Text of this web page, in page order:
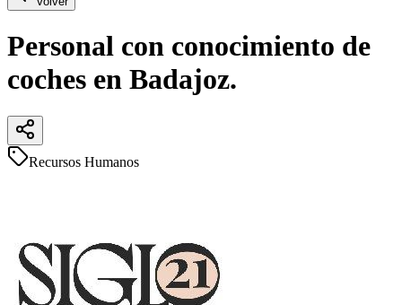
Personal con conocimiento de
coches en Badajoz.
Recursos Humanos